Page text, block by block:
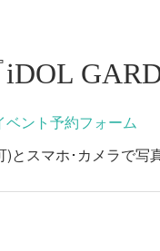
iDOL
ベント予約フォーム
スマホ･カメラで写